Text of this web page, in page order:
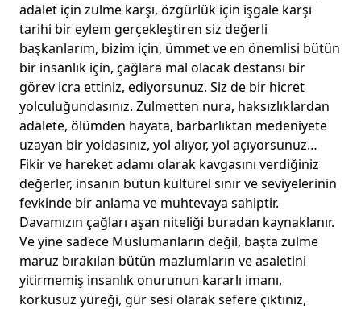
adalet için zulme karşı, özgürlük için işgale karşı
tarihi bir eylem gerçekleştiren siz değerli
başkanlarım, bizim için, ümmet ve en önemlisi bütün
bir insanlık için, çağlara mal olacak destansı bir
görev icra ettiniz, ediyorsunuz. Siz de bir hicret
yolculuğundasınız. Zulmetten nura, haksızlıklardan
adalete, ölümden hayata, barbarlıktan medeniyete
uzayan bir yoldasınız, yol alıyor, yol açıyorsunuz…
Fikir ve hareket adamı olarak kavgasını verdiğiniz
değerler, insanın bütün kültürel sınır ve seviyelerinin
fevkinde bir anlama ve muhtevaya sahiptir.
Davamızın çağları aşan niteliği buradan kaynaklanır.
Ve yine sadece Müslümanların değil, başta zulme
maruz bırakılan bütün mazlumların ve asaletini
yitirmemiş insanlık onurunun kararlı imanı,
korkusuz yüreği, gür sesi olarak sefere çıktınız,